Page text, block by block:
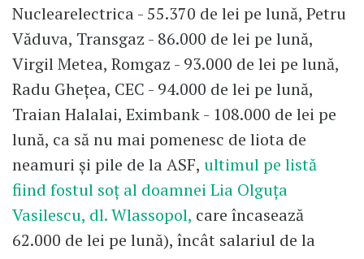
Nuclearelectrica - 55.370 de lei pe lună, Petru
Văduva, Transgaz - 86.000 de lei pe lună,
Virgil Metea, Romgaz - 93.000 de lei pe lună,
Radu Ghețea, CEC - 94.000 de lei pe lună,
Traian Halalai, Eximbank - 108.000 de lei pe
lună, ca să nu mai pomenesc de liota de
neamuri și pile de la ASF, ultimul pe listă
fiind fostul soț al doamnei Lia Olguța
Vasilescu, dl. Wlassopol, care încasează
62.000 de lei pe lună), încât salariul de la